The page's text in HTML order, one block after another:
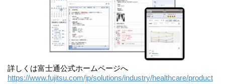
詳しくは富士通公式ホームページへ
https://www.fujitsu.com/jp/solutions/industry/healthcare/product